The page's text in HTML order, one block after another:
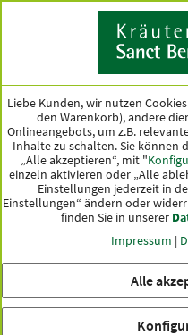
Land
KATEGORIEN ANGEBOTE
Hals-Rachen-
Liebe Kunden, wir nutzen
den Warenkorb), andere
Onlineangebots, um z.B.
Inhalte zu schalten. Sie können
„Alle akzeptieren“, mit "
einzeln aktivieren oder „Alle
Einstellungen jederzeit in
Einstellungen“ ändern oder
finden Sie in unserer
Impressum |
Alle